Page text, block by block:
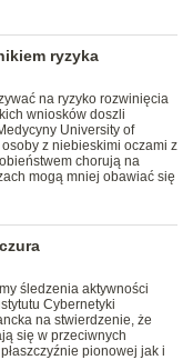
ryzyka
na ryzyko rozwinięcia
wniosków doszli
University of
z niebieskimi oczami z
chorują na
mogą mniej obawiać się
śledzenia aktywności
Cybernetyki
na stwierdzenie, że
się w przeciwnych
pionowej jak i